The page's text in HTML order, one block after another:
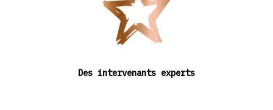
Des intervenants experts